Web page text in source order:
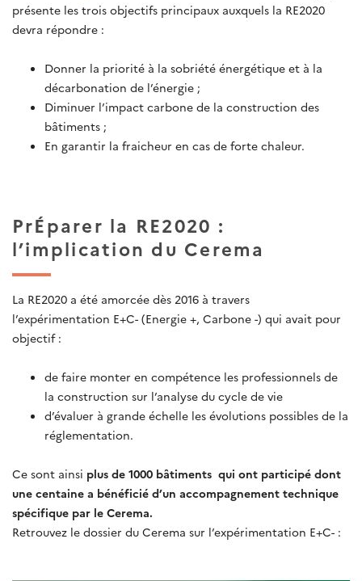
présente les trois objectifs principaux auxquels la RE2020
devra répondre :
Donner la priorité à la sobriété énergétique et à la
décarbonation de l’énergie ;
Diminuer l’impact carbone de la construction des
bâtiments ;
En garantir la fraicheur en cas de forte chaleur.
PrÉparer la RE2020 :
l’implication du Cerema
La RE2020 a été amorcée dès 2016 à travers
l’expérimentation E+C- (Energie +, Carbone -) qui avait pour
objectif :
de faire monter en compétence les professionnels de
la construction sur l’analyse du cycle de vie
d’évaluer à grande échelle les évolutions possibles de la
réglementation.
Ce sont ainsi plus de 1000 bâtiments qui ont participé dont
une centaine a bénéficié d’un accompagnement technique
spécifique par le Cerema.
Retrouvez le dossier du Cerema sur l’expérimentation E+C- :